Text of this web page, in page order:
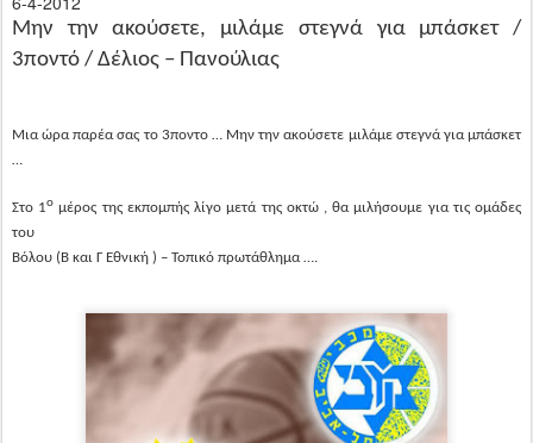
Μην την ακούσετε, μιλάμε στεγνά για μπάσκετ /
3ποντό / Δέλιος – Πανούλιας
Μια ώρα παρέα σας το 3ποντο … Μην την ακούσετε μιλάμε στεγνά για μπάσκετ
…
Στο 1ο μέρος της εκπομπής λίγο μετά της οκτώ , θα μιλήσουμε για τις ομάδες
του
Βόλου (Β και Γ Εθνική ) – Τοπικό πρωτάθλημα ….